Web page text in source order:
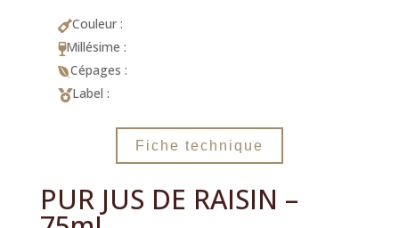
Couleur :
Millésime :
Cépages :
Label :
Fiche technique
PUR JUS DE RAISIN –